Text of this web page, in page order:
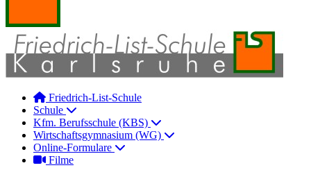
Friedrich-List-Schule
Schule
Kfm. Berufsschule (KBS)
Wirtschaftsgymnasium (WG)
Online-Formulare
Filme